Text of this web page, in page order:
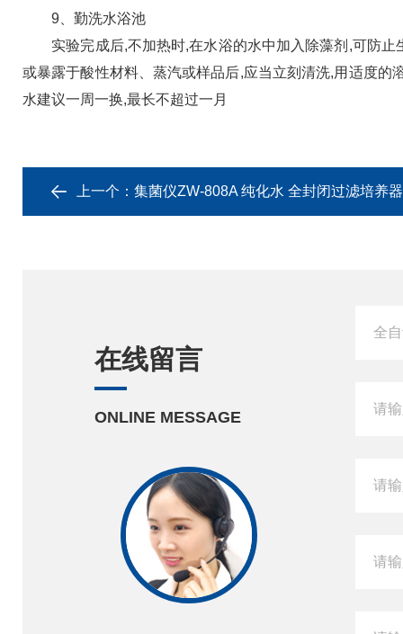
9、勤洗水浴池
实验完成后,不加热时,在水浴的水中加入除藻剂,可防止
或暴露于酸性材料、蒸汽或样品后,应当立刻清洗,用适度
水建议一周一换,最长不超过一月
上一个： 集菌仪ZW-808A 纯化水 全封闭过滤培养器
在线留言
ONLINE MESSAGE